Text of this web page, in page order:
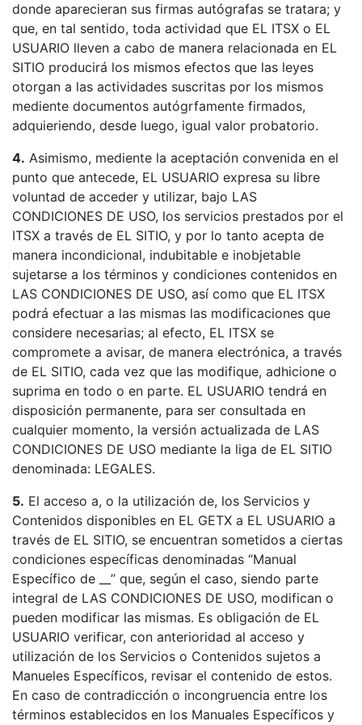
donde aparecieran sus firmas autógrafas se tratara; y
que, en tal sentido, toda actividad que EL ITSX o EL
USUARIO lleven a cabo de manera relacionada en EL
SITIO producirá los mismos efectos que las leyes
otorgan a las actividades suscritas por los mismos
mediente documentos autógrfamente firmados,
adquieriendo, desde luego, igual valor probatorio.
4. Asimismo, mediente la aceptación convenida en el
punto que antecede, EL USUARIO expresa su libre
voluntad de acceder y utilizar, bajo LAS
CONDICIONES DE USO, los servicios prestados por el
ITSX a través de EL SITIO, y por lo tanto acepta de
manera incondicional, indubitable e inobjetable
sujetarse a los términos y condiciones contenidos en
LAS CONDICIONES DE USO, así como que EL ITSX
podrá efectuar a las mismas las modificaciones que
considere necesarias; al efecto, EL ITSX se
compromete a avisar, de manera electrónica, a través
de EL SITIO, cada vez que las modifique, adhicione o
suprima en todo o en parte. EL USUARIO tendrá en
disposición permanente, para ser consultada en
cualquier momento, la versión actualizada de LAS
CONDICIONES DE USO mediante la liga de EL SITIO
denominada: LEGALES.
5. El acceso a, o la utilización de, los Servicios y
Contenidos disponibles en EL GETX a EL USUARIO a
través de EL SITIO, se encuentran sometidos a ciertas
condiciones específicas denominadas “Manual
Específico de __” que, según el caso, siendo parte
integral de LAS CONDICIONES DE USO, modifican o
pueden modificar las mismas. Es obligación de EL
USUARIO verificar, con anterioridad al acceso y
utilización de los Servicios o Contenidos sujetos a
Manueles Específicos, revisar el contenido de estos.
En caso de contradicción o incongruencia entre los
términos establecidos en los Manuales Específicos y